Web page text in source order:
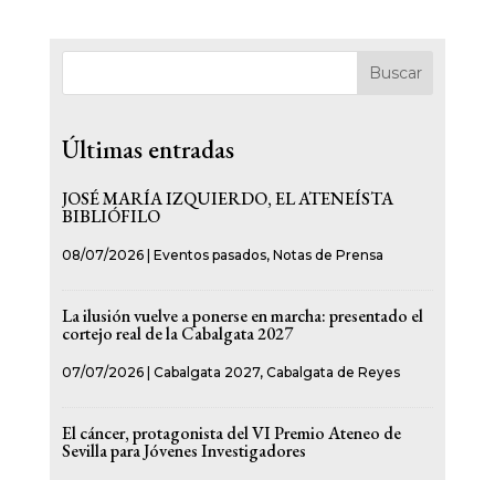
Buscar
Últimas entradas
JOSÉ MARÍA IZQUIERDO, EL ATENEÍSTA
BIBLIÓFILO
08/07/2026| Eventos pasados, Notas de Prensa
La ilusión vuelve a ponerse en marcha: presentado el
cortejo real de la Cabalgata 2027
07/07/2026| Cabalgata 2027, Cabalgata de Reyes
El cáncer, protagonista del VI Premio Ateneo de
Sevilla para Jóvenes Investigadores